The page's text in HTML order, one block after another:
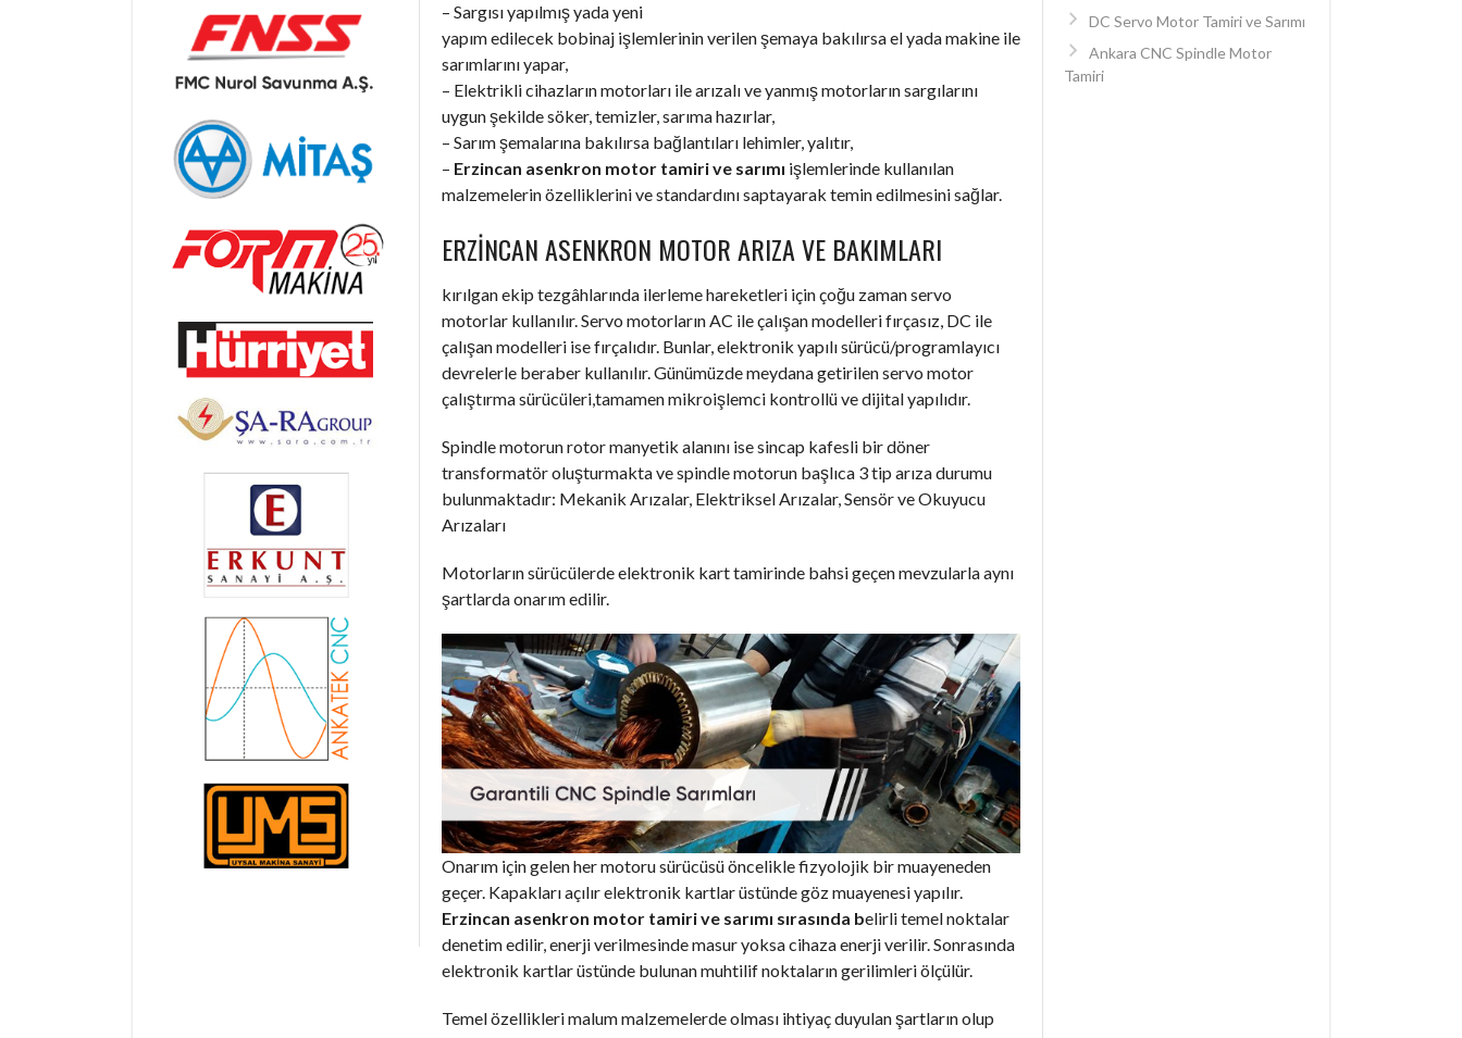
– Sargısı yapılmış yada yeni
yapım edilecek bobinaj işlemlerinin verilen şemaya bakılırsa el yada makine ile
sarımlarını yapar,
– Elektrikli cihazların motorları ile arızalı ve yanmış motorların sargılarını
uygun şekilde söker, temizler, sarıma hazırlar,
– Sarım şemalarına bakılırsa bağlantıları lehimler, yalıtır,
– Erzincan asenkron motor tamiri ve sarımı işlemlerinde kullanılan
malzemelerin özelliklerini ve standardını saptayarak temin edilmesini sağlar.
ERZINCAN ASENKRON MOTOR ARIZA VE BAKIMLARI
kırılgan ekip tezgâhlarında ilerleme hareketleri için çoğu zaman servo
motorlar kullanılır. Servo motorların AC ile çalışan modelleri fırçasız, DC ile
çalışan modelleri ise fırçalıdır. Bunlar, elektronik yapılı sürücü/programlayıcı
devrelerle beraber kullanılır. Günümüzde meydana getirilen servo motor
çalıştırma sürücüleri,tamamen mikroişlemci kontrollü ve dijital yapılıdır.
Spindle motorun rotor manyetik alanını ise sincap kafesli bir döner
transformatör oluşturmakta ve spindle motorun başlıca 3 tip arıza durumu
bulunmaktadır: Mekanik Arızalar, Elektriksel Arızalar, Sensör ve Okuyucu
Arızaları
Motorların sürücülerde elektronik kart tamirinde bahsi geçen mevzularla aynı
şartlarda onarım edilir.
Onarım için gelen her motoru sürücüsü öncelikle fizyolojik bir muayeneden
geçer. Kapakları açılır elektronik kartlar üstünde göz muayenesi yapılır.
Erzincan asenkron motor tamiri ve sarımı sırasında belirli temel noktalar
denetim edilir, enerji verilmesinde masur yoksa cihaza enerji verilir. Sonrasında
elektronik kartlar üstünde bulunan muhtilif noktaların gerilimleri ölçülür.
Temel özellikleri malum malzemelerde olması ihtiyaç duyulan şartların olup
DC Servo Motor Tamiri ve Sarımı
Ankara CNC Spindle Motor
Tamiri